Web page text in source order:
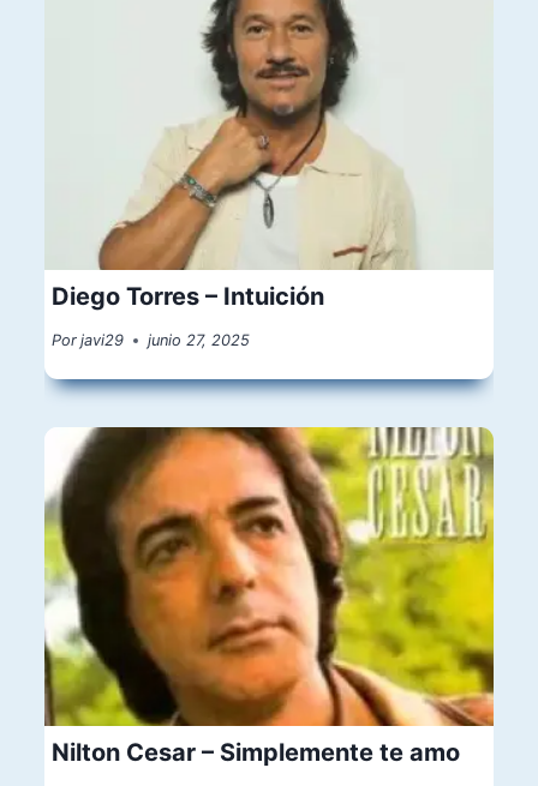
Diego Torres – Intuición
Por javi29 junio 27, 2025
Nilton Cesar – Simplemente te amo